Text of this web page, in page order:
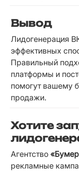
Вывод
Лидогенерация
эффективных
Правильный
платформы и
помогут вашему
продажи.
Хотите
Агентство
рекламные